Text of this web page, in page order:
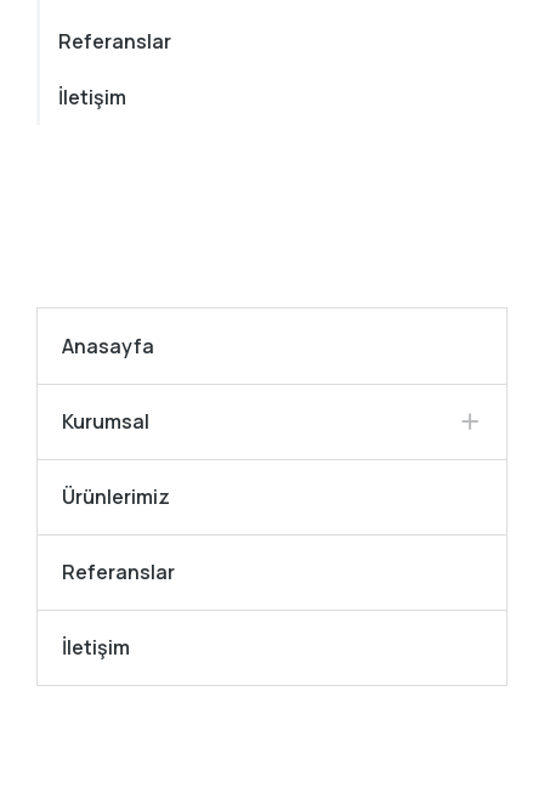
Referanslar
İletişim
Anasayfa
Kurumsal
Ürünlerimiz
Referanslar
İletişim